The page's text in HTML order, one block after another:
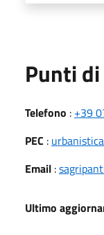
Punti
Telefono : +39
PEC :
Email :
Ultimo